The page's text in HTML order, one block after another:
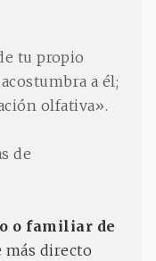
tu propio
a él;
olfativa».
de
o familiar de
más directo